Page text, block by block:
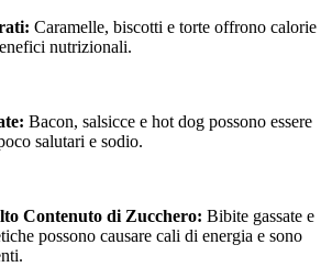
Caramelle, biscotti e torte offrono calorie
nutrizionali.
Bacon, salsicce e hot dog possono essere
salutari e sodio.
Contenuto di Zucchero: Bibite gassate e
possono causare cali di energia e sono